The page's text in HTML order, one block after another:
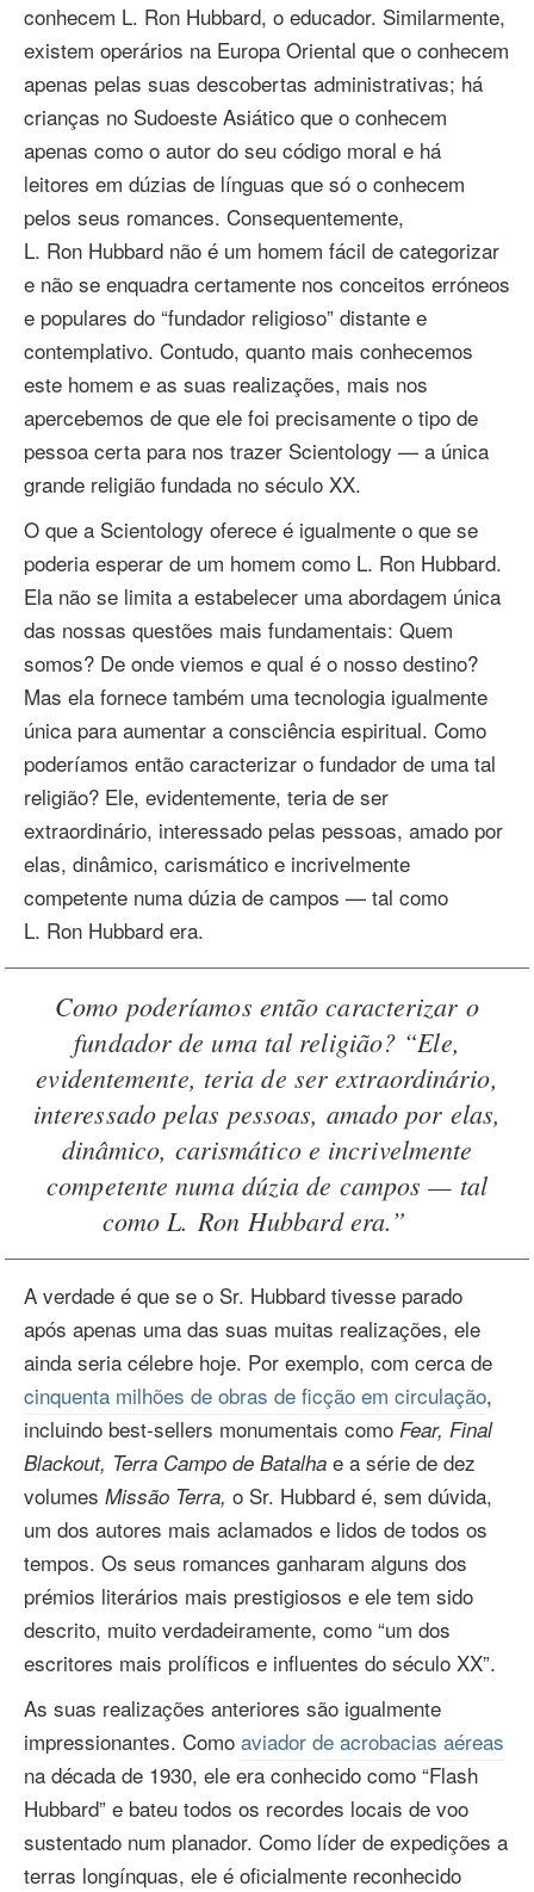
conhecem L. Ron Hubbard, o educador. Similarmente,
existem operários na Europa Oriental que o conhecem
apenas pelas suas descobertas administrativas; há
crianças no Sudoeste Asiático que o conhecem
apenas como o autor do seu código moral e há
leitores em dúzias de línguas que só o conhecem
pelos seus romances. Consequentemente,
L. Ron Hubbard não é um homem fácil de categorizar
e não se enquadra certamente nos conceitos erróneos
e populares do “fundador religioso” distante e
contemplativo. Contudo, quanto mais conhecemos
este homem e as suas realizações, mais nos
apercebemos de que ele foi precisamente o tipo de
pessoa certa para nos trazer Scientology — a única
grande religião fundada no século XX.
O que a Scientology oferece é igualmente o que se
poderia esperar de um homem como L. Ron Hubbard.
Ela não se limita a estabelecer uma abordagem única
das nossas questões mais fundamentais: Quem
somos? De onde viemos e qual é o nosso destino?
Mas ela fornece também uma tecnologia igualmente
única para aumentar a consciência espiritual. Como
poderíamos então caracterizar o fundador de uma tal
religião? Ele, evidentemente, teria de ser
extraordinário, interessado pelas pessoas, amado por
elas, dinâmico, carismático e incrivelmente
competente numa dúzia de campos — tal como
L. Ron Hubbard era.
Como poderíamos então caracterizar o
fundador de uma tal religião? “Ele,
evidentemente, teria de ser extraordinário,
interessado pelas pessoas, amado por elas,
dinâmico, carismático e incrivelmente
competente numa dúzia de campos — tal
como L. Ron Hubbard era.”
A verdade é que se o Sr. Hubbard tivesse parado
após apenas uma das suas muitas realizações, ele
ainda seria célebre hoje. Por exemplo, com cerca de
cinquenta milhões de obras de ficção em circulação,
incluindo best‑sellers monumentais como Fear, Final
Blackout, Terra Campo de Batalha e a série de dez
volumes Missão Terra, o Sr. Hubbard é, sem dúvida,
um dos autores mais aclamados e lidos de todos os
tempos. Os seus romances ganharam alguns dos
prémios literários mais prestigiosos e ele tem sido
descrito, muito verdadeiramente, como “um dos
escritores mais prolíficos e influentes do século XX”.
As suas realizações anteriores são igualmente
impressionantes. Como aviador de acrobacias aéreas
na década de 1930, ele era conhecido como “Flash
Hubbard” e bateu todos os recordes locais de voo
sustentado num planador. Como líder de expedições a
terras longínquas, ele é oficialmente reconhecido